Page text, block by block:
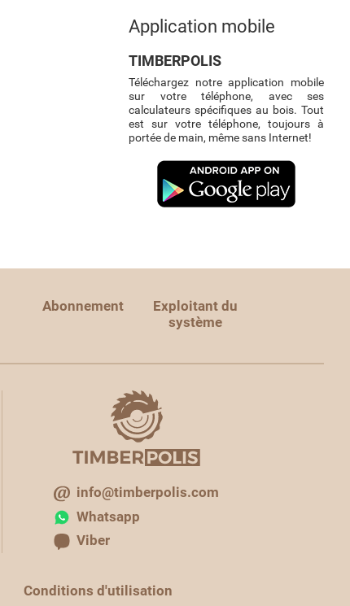
Application mobile
TIMBERPOLIS
Téléchargez notre application mobile
sur votre téléphone, avec ses
calculateurs spécifiques au bois. Tout
est sur votre téléphone, toujours à
portée de main, même sans Internet!
Abonnement
Exploitant du
système
info@timberpolis.com
Whatsapp
Viber
Conditions d'utilisation